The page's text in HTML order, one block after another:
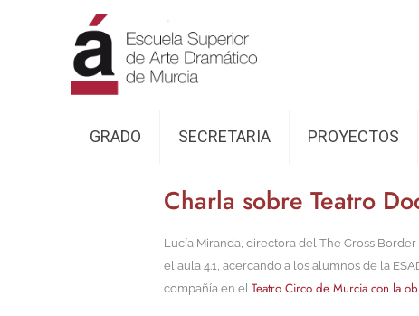
GRADO SECRETARIA PROYECTOS
Charla sobre Teatro
Lucía Miranda, directora del The Cross
el aula 4.1, acercando a los alumnos de la
compañía en el Teatro Circo de Murcia con la